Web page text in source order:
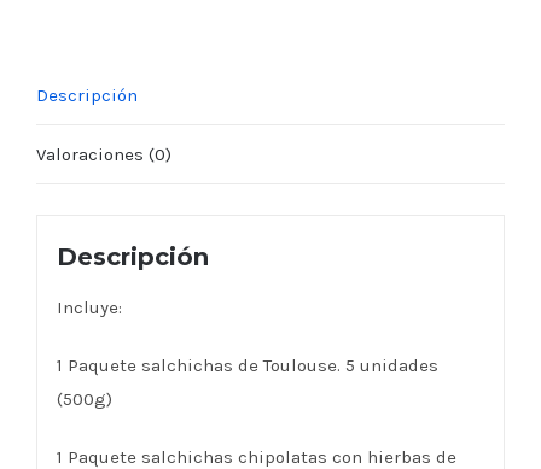
Descripción
Valoraciones (0)
Descripción
Incluye:
1 Paquete salchichas de Toulouse. 5 unidades
(500g)
1 Paquete salchichas chipolatas con hierbas de